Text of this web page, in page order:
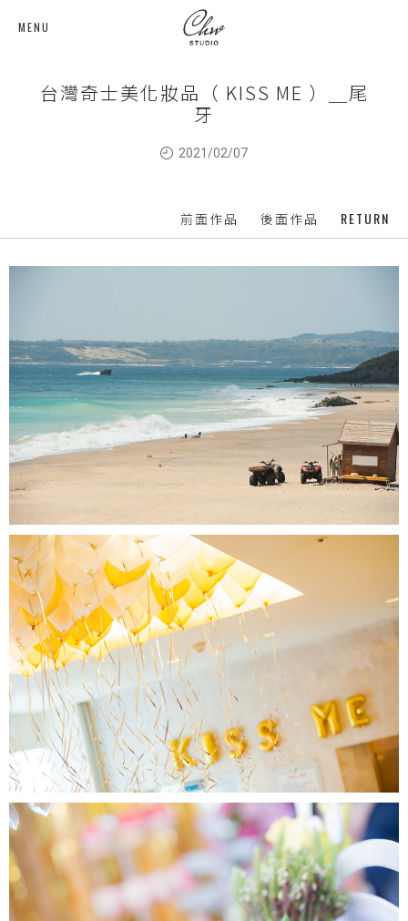
台灣奇士美化妝品（ KISS ME ）＿尾
牙
2021/02/07
前面作品 後面作品 RETURN
MENU